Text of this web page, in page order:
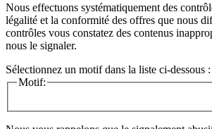
Nous effectuons systématiquement des
légalité et la conformité des offres que nous
contrôles vous constatez des contenus
nous le signaler.
Sélectionnez un motif dans la liste ci-dessous :
Motif: